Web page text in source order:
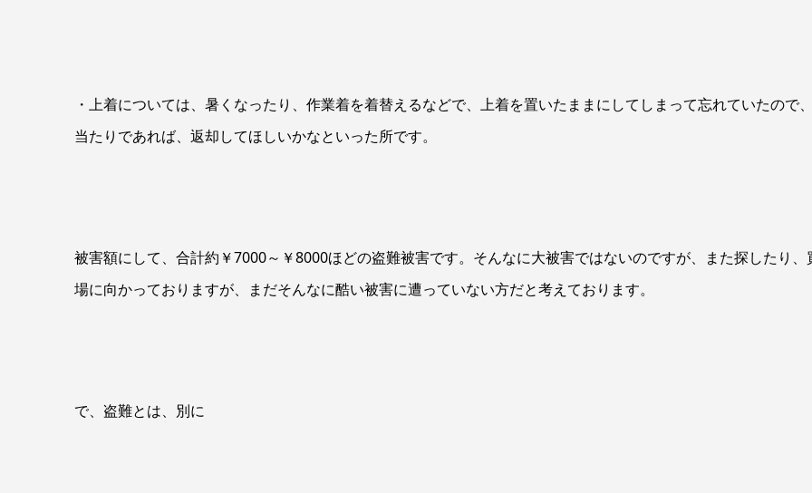
・上着については、暑くなったり、作業着を着替えるなどで、上着を置いたままにしてしまって忘れていたの
当たりであれば、返却してほしいかなといった所です。
被害額にして、合計約￥7000～￥8000ほどの盗難被害です。そんなに大被害ではないのですが、また探したり
場に向かっておりますが、まだそんなに酷い被害に遭っていない方だと考えております。
で、盗難とは、別に